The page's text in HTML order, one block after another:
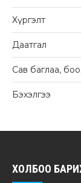
Хүргэлт
Даатгал
Сав баглаа,
Бэхэлгээ
ХОЛБОО